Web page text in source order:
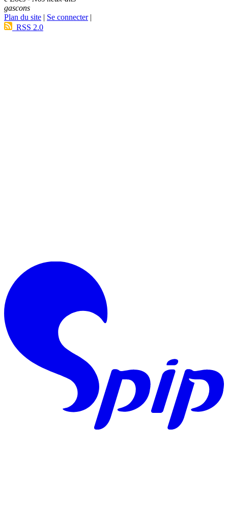
gascons
Plan du site | Se connecter|
RSS 2.0